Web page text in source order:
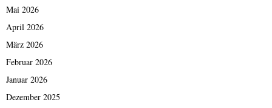
Mai 2026
April 2026
März 2026
Februar 2026
Januar 2026
Dezember 2025